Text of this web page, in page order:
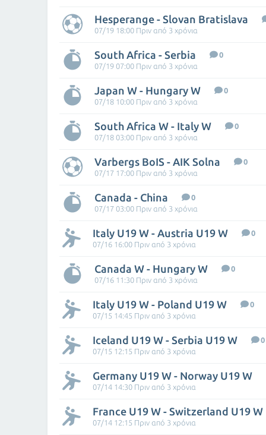
Hesperange - Slovan Bratislava
07/19 18:00 Πριν από 3 χρόνια
South Africa - Serbia
0
07/19 07:00 Πριν από 3 χρόνια
Japan W - Hungary W
0
07/18 10:00 Πριν από 3 χρόνια
South Africa W - Italy W
0
07/18 03:00 Πριν από 3 χρόνια
Varbergs BoIS - AIK Solna
0
07/17 17:00 Πριν από 3 χρόνια
Canada - China
0
07/17 03:00 Πριν από 3 χρόνια
Italy U19 W - Austria U19 W
0
07/16 16:00 Πριν από 3 χρόνια
Canada W - Hungary W
0
07/16 11:30 Πριν από 3 χρόνια
Italy U19 W - Poland U19 W
0
07/15 14:45 Πριν από 3 χρόνια
Iceland U19 W - Serbia U19 W
0
07/15 12:15 Πριν από 3 χρόνια
Germany U19 W - Norway U19 W
07/14 14:30 Πριν από 3 χρόνια
France U19 W - Switzerland U19 W
07/14 12:15 Πριν από 3 χρόνια